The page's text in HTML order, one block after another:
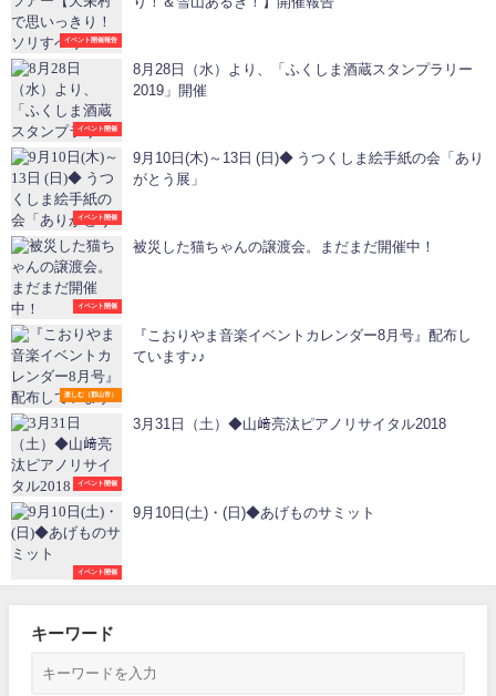
イベント開催報告
イベント開催
8月28日（水）より、「ふくしま酒蔵スタンプラリー
2019」開催
イベント開催
9月10日(木)～13日 (日)◆ うつくしま絵手紙の会「あり
がとう展」
イベント開催
被災した猫ちゃんの譲渡会。まだまだ開催中！
楽しむ（郡山市）
『こおりやま音楽イベントカレンダー8月号』配布し
ています♪♪
イベント開催
3月31日（土）◆山﨑亮汰ピアノリサイタル2018
イベント開催
9月10日(土)・(日)◆あげものサミット
キーワード